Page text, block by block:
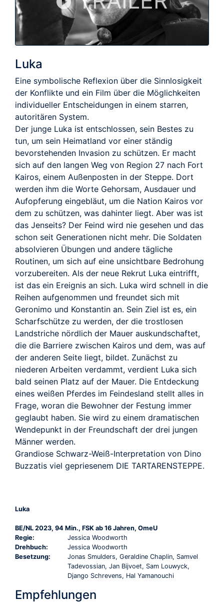
Luka
Eine symbolische Reflexion über die Sinnlosigkeit
der Konflikte und ein Film über die Möglichkeiten
individueller Entscheidungen in einem starren,
autoritären System.
Der junge Luka ist entschlossen, sein Bestes zu
tun, um sein Heimatland vor einer ständig
bevorstehenden Invasion zu schützen. Er macht
sich auf den langen Weg von Region 27 nach Fort
Kairos, einem Außenposten in der Steppe. Dort
werden ihm die Worte Gehorsam, Ausdauer und
Aufopferung eingebläut, um die Nation Kairos vor
dem zu schützen, was dahinter liegt. Aber was ist
das Jenseits? Der Feind wird nie gesehen und das
schon seit Generationen nicht mehr. Die Soldaten
absolvieren Übungen und andere tägliche
Routinen, um sich auf eine unsichtbare Bedrohung
vorzubereiten. Als der neue Rekrut Luka eintrifft,
ist das ein Ereignis an sich. Luka wird schnell in die
Reihen aufgenommen und freundet sich mit
Geronimo und Konstantin an. Sein Ziel ist es, ein
Scharfschütze zu werden, der die trostlosen
Landstriche nördlich der Mauer auskundschaftet,
die die Barriere zwischen Kairos und dem, was auf
der anderen Seite liegt, bildet. Zunächst zu
niederen Arbeiten verdammt, verdient Luka sich
bald seinen Platz auf der Mauer. Die Entdeckung
eines weißen Pferdes im Feindesland stellt alles in
Frage, woran die Bewohner der Festung immer
geglaubt haben. Sie wird zu einem dramatischen
Wendepunkt in der Freundschaft der drei jungen
Männer werden.
Grandiose Schwarz-Weiß-Interpretation von Dino
Buzzatis viel gepriesenem DIE TARTARENSTEPPE.
Luka
BE/NL 2023, 94 Min., FSK ab 16 Jahren, OmeU
Regie:
Jessica Woodworth
Drehbuch:
Jessica Woodworth
Besetzung:
Jonas Smulders, Geraldine Chaplin, Samvel
Tadevossian, Jan Bijvoet, Sam Louwyck,
Django Schrevens, Hal Yamanouchi
Empfehlungen